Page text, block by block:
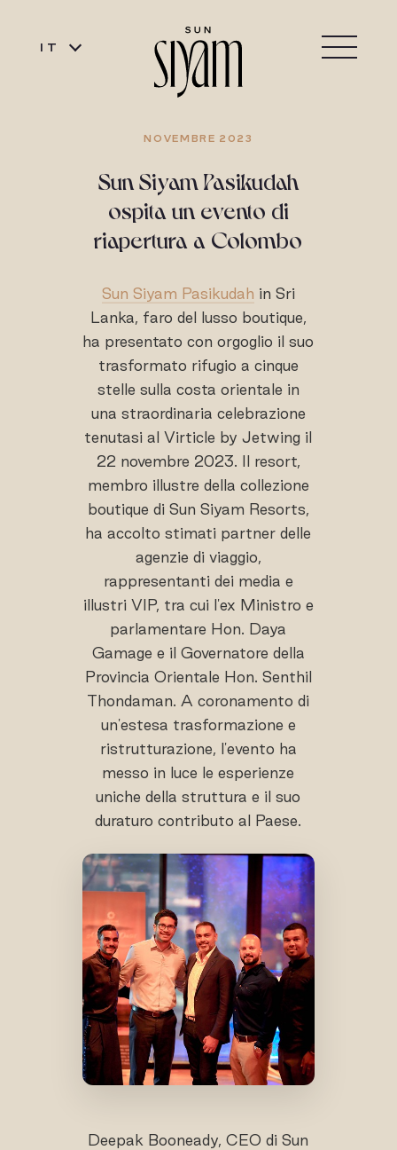
IT
NOVEMBRE 2023
Sun Siyam Pasikudah
ospita un evento di
riapertura a Colombo
Sun Siyam Pasikudah in Sri
Lanka, faro del lusso boutique,
ha presentato con orgoglio il suo
trasformato rifugio a cinque
stelle sulla costa orientale in
una straordinaria celebrazione
tenutasi al Virticle by Jetwing il
22 novembre 2023. Il resort,
membro illustre della collezione
boutique di Sun Siyam Resorts,
ha accolto stimati partner delle
agenzie di viaggio,
rappresentanti dei media e
illustri VIP, tra cui l'ex Ministro e
parlamentare Hon. Daya
Gamage e il Governatore della
Provincia Orientale Hon. Senthil
Thondaman. A coronamento di
un'estesa trasformazione e
ristrutturazione, l'evento ha
messo in luce le esperienze
uniche della struttura e il suo
duraturo contributo al Paese.
Deepak Booneady, CEO di Sun